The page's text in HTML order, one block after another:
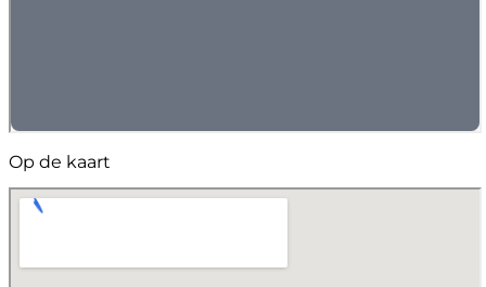
Op de kaart